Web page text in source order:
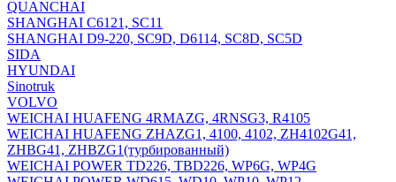
QUANCHAI
SHANGHAI C6121, SC11
SHANGHAI D9-220, SC9D, D6114, SC8D, SC5D
SIDA
HYUNDAI
Sinotruk
VOLVO
WEICHAI HUAFENG 4RMAZG, 4RNSG3, R4105
WEICHAI HUAFENG ZHAZG1, 4100, 4102, ZH4102G41,
ZHBG41, ZHBZG1(турбированный)
WEICHAI POWER TD226, TBD226, WP6G, WP4G